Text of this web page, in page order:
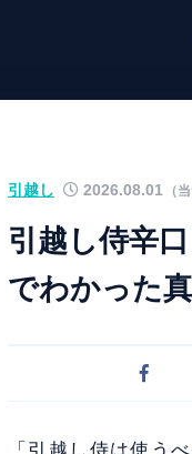
（
引越し 2026.08.01
引越し侍辛
でわかった